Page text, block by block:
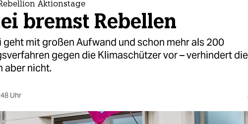
Aktionstage
bremst Rebellen
geht mit großen Aufwand und schon mehr als 200
gegen die Klimaschützer vor – verhindert die
aber nicht.
Uhr